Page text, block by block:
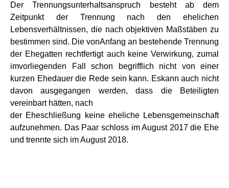
Der Trennungsunterhaltsanspruch besteht ab dem
Zeitpunkt der Trennung nach den ehelichen
Lebensverhältnissen, die nach objektiven Maßstäben zu
bestimmen sind. Die vonAnfang an bestehende Trennung
der Ehegatten rechtfertigt auch keine Verwirkung, zumal
imvorliegenden Fall schon begrifflich nicht von einer
kurzen Ehedauer die Rede sein kann. Eskann auch nicht
davon ausgegangen werden, dass die Beteiligten
vereinbart hätten, nach
der Eheschließung keine eheliche Lebensgemeinschaft
aufzunehmen. Das Paar schloss im August 2017 die Ehe
und trennte sich im August 2018.